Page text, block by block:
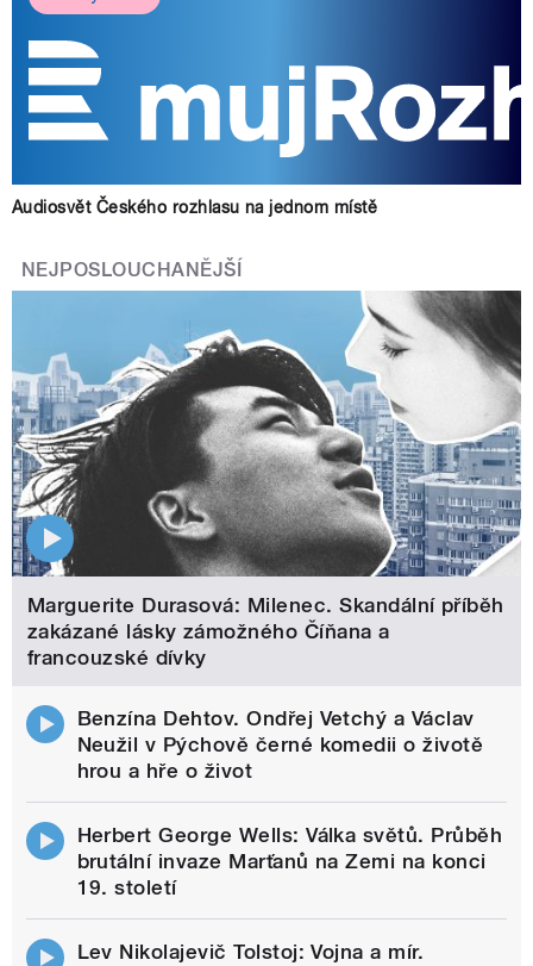
Audiosvět Českého rozhlasu na jednom místě
NEJPOSLOUCHANĚJŠÍ
Marguerite Durasová: Milenec. Skandální příběh
zakázané lásky zámožného Číňana a
francouzské dívky
Benzína Dehtov. Ondřej Vetchý a Václav
Neužil v Pýchově černé komedii o životě
hrou a hře o život
Herbert George Wells: Válka světů. Průběh
brutální invaze Marťanů na Zemi na konci
19. století
Lev Nikolajevič Tolstoj: Vojna a mír.